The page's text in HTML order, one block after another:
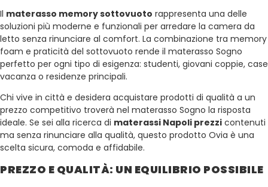
Il materasso memory sottovuoto rappresenta una delle
soluzioni più moderne e funzionali per arredare la camera da
letto senza rinunciare al comfort. La combinazione tra memory
foam e praticità del sottovuoto rende il materasso Sogno
perfetto per ogni tipo di esigenza: studenti, giovani coppie, case
vacanza o residenze principali.
Chi vive in città e desidera acquistare prodotti di qualità a un
prezzo competitivo troverà nel materasso Sogno la risposta
ideale. Se sei alla ricerca di materassi Napoli prezzi contenuti
ma senza rinunciare alla qualità, questo prodotto Ovia è una
scelta sicura, comoda e affidabile.
PREZZO E QUALITÀ: UN EQUILIBRIO POSSIBILE